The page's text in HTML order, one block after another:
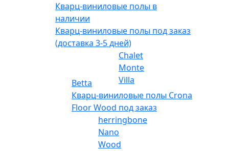
Кварц-виниловые полы в
наличии
Кварц-виниловые полы под заказ
(доставка 3-5 дней)
Betta
Chalet
Monte
Villa
Кварц-виниловые полы Crona
Floor Wood под заказ
herringbone
Nano
Wood